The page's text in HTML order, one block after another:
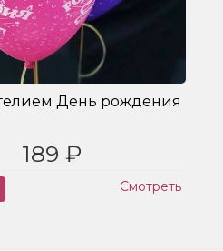
День рождения
189 ₽
Смотреть